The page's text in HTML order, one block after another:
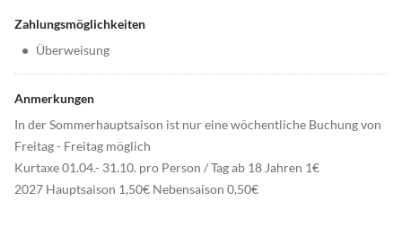
Zahlungsmöglichkeiten
• Überweisung
Anmerkungen
In der Sommerhauptsaison ist nur eine wöchentliche Buchung von
Freitag - Freitag möglich
Kurtaxe 01.04.- 31.10. pro Person / Tag ab 18 Jahren 1€
2027 Hauptsaison 1,50€ Nebensaison 0,50€